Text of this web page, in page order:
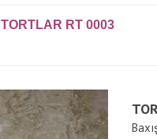
TORTLAR RT 0003